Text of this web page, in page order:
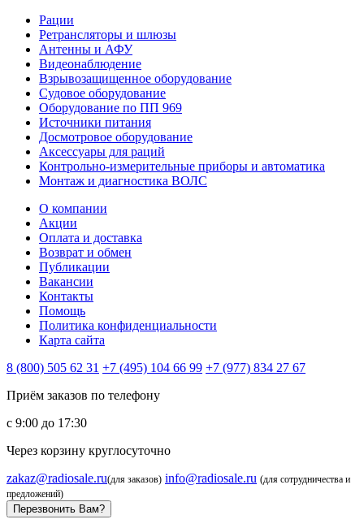
Рации
Ретрансляторы и шлюзы
Антенны и АФУ
Видеонаблюдение
Взрывозащищенное оборудование
Судовое оборудование
Оборудование по ПП 969
Источники питания
Досмотровое оборудование
Аксессуары для раций
Контрольно-измерительные приборы и автоматика
Монтаж и диагностика ВОЛС
О компании
Акции
Оплата и доставка
Возврат и обмен
Публикации
Вакансии
Контакты
Помощь
Политика конфиденциальности
Карта сайта
8 (800) 505 62 31 +7 (495) 104 66 99 +7 (977) 834 27 67
Приём заказов по телефону
с 9:00 до 17:30
Через корзину круглосуточно
zakaz@radiosale.ru(для заказов) info@radiosale.ru (для сотрудничества и
предложений)
Перезвонить Вам?